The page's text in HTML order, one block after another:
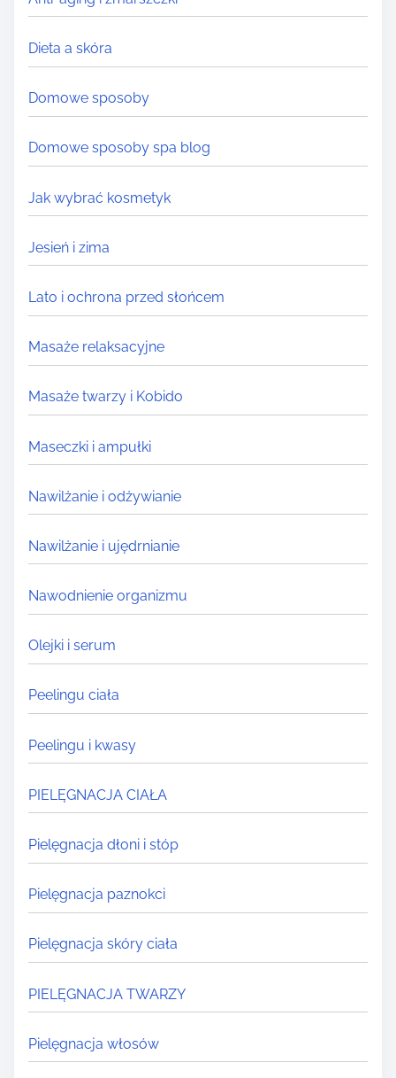
e
r
e
.
.
.
Dieta a skóra
Domowe sposoby
Domowe sposoby spa blog
Jak wybrać kosmetyk
Jesień i zima
Lato i ochrona przed słońcem
Masaże relaksacyjne
Masaże twarzy i Kobido
Maseczki i ampułki
Nawilżanie i odżywianie
Nawilżanie i ujędrnianie
Nawodnienie organizmu
Olejki i serum
Peelingu ciała
Peelingu i kwasy
PIELĘGNACJA CIAŁA
Pielęgnacja dłoni i stóp
Pielęgnacja paznokci
Pielęgnacja skóry ciała
PIELĘGNACJA TWARZY
Pielęgnacja włosów